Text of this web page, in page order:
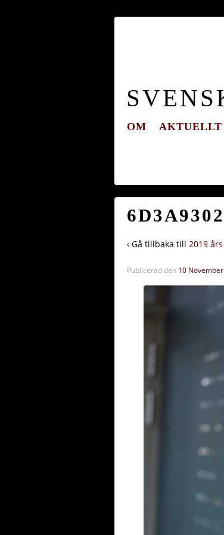
OM AKTUELLT
6D3A9302
‹ Gå tillbaka till 2019
Publicerad den 10